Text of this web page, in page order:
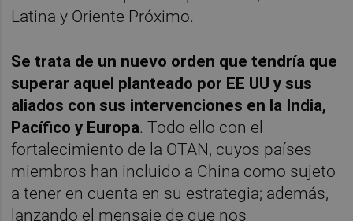
Latina y Oriente Próximo.
Se trata de un nuevo orden que tendría que
superar aquel planteado por EE UU y sus
aliados con sus intervenciones en la India,
Pacífico y Europa. Todo ello con el
fortalecimiento de la OTAN, cuyos países
miembros han incluido a China como sujeto
a tener en cuenta en su estrategia; además,
lanzando el mensaje de que nos